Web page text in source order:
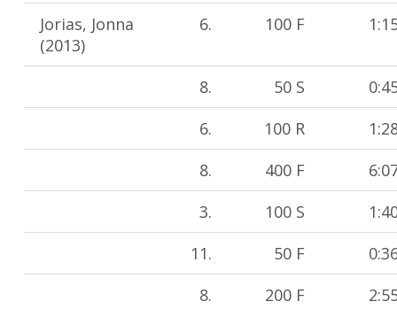
Jorias, Jonna
(2013)
6. 100 F
8. 50 S
6.
100 R
8.
400 F
3.
100 S
11.
50 F
8.
200 F